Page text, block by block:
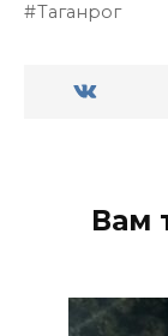
Таганрог
Вам